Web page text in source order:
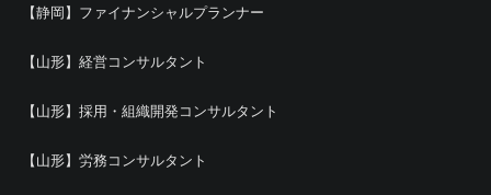
【静岡】ファイナンシャルプランナー
【山形】経営コンサルタント
【山形】採用・組織開発コンサルタント
【山形】労務コンサルタント